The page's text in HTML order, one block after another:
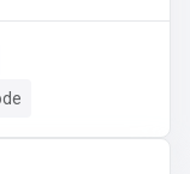
en ADR-